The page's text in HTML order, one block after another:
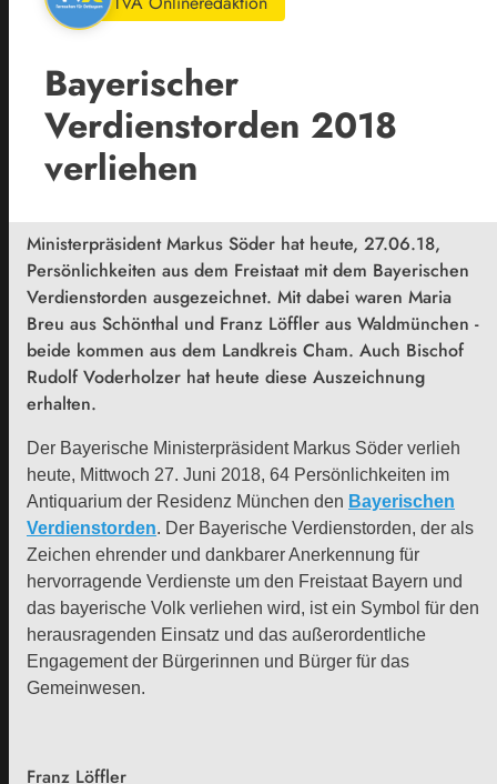
Bayerischer
Verdienstorden 2018
verliehen
Ministerpräsident Markus Söder hat heute, 27.06.18,
Persönlichkeiten aus dem Freistaat mit dem Bayerischen
Verdienstorden ausgezeichnet. Mit dabei waren Maria
Breu aus Schönthal und Franz Löffler aus Waldmünchen -
beide kommen aus dem Landkreis Cham. Auch Bischof
Rudolf Voderholzer hat heute diese Auszeichnung
erhalten.
Der Bayerische Ministerpräsident Markus Söder verlieh
heute, Mittwoch 27. Juni 2018, 64 Persönlichkeiten im
Antiquarium der Residenz München den Bayerischen
Verdienstorden. Der Bayerische Verdienstorden, der als
Zeichen ehrender und dankbarer Anerkennung für
hervorragende Verdienste um den Freistaat Bayern und
das bayerische Volk verliehen wird, ist ein Symbol für den
herausragenden Einsatz und das außerordentliche
Engagement der Bürgerinnen und Bürger für das
Gemeinwesen.
Franz Löffler